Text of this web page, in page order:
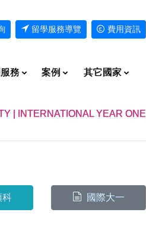
留學服務導覽 費用資訊
務 案例 其它國家
| INTERNATIONAL YEAR ONE
科 國際大一